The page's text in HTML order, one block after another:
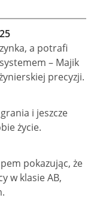
a potrafi
– Majik
precyzji.
i jeszcze
życie.
pokazując, że
w klasie AB,